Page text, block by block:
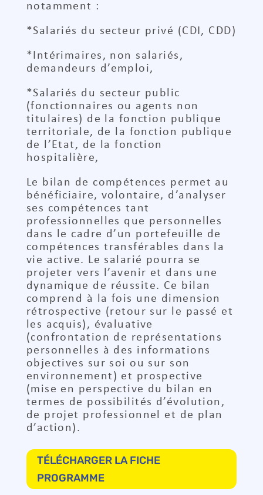
notamment :
*Salariés du secteur privé (CDI, CDD)
*Intérimaires, non salariés,
demandeurs d’emploi,
*Salariés du secteur public
(fonctionnaires ou agents non
titulaires) de la fonction publique
territoriale, de la fonction publique
de l’Etat, de la fonction
hospitalière,
Le bilan de compétences permet au
bénéficiaire, volontaire, d’analyser
ses compétences tant
professionnelles que personnelles
dans le cadre d’un portefeuille de
compétences transférables dans la
vie active. Le salarié pourra se
projeter vers l’avenir et dans une
dynamique de réussite. Ce bilan
comprend à la fois une dimension
rétrospective (retour sur le passé et
les acquis), évaluative
(confrontation de représentations
personnelles à des informations
objectives sur soi ou sur son
environnement) et prospective
(mise en perspective du bilan en
termes de possibilités d’évolution,
de projet professionnel et de plan
d’action).
TÉLÉCHARGER LA FICHE
PROGRAMME